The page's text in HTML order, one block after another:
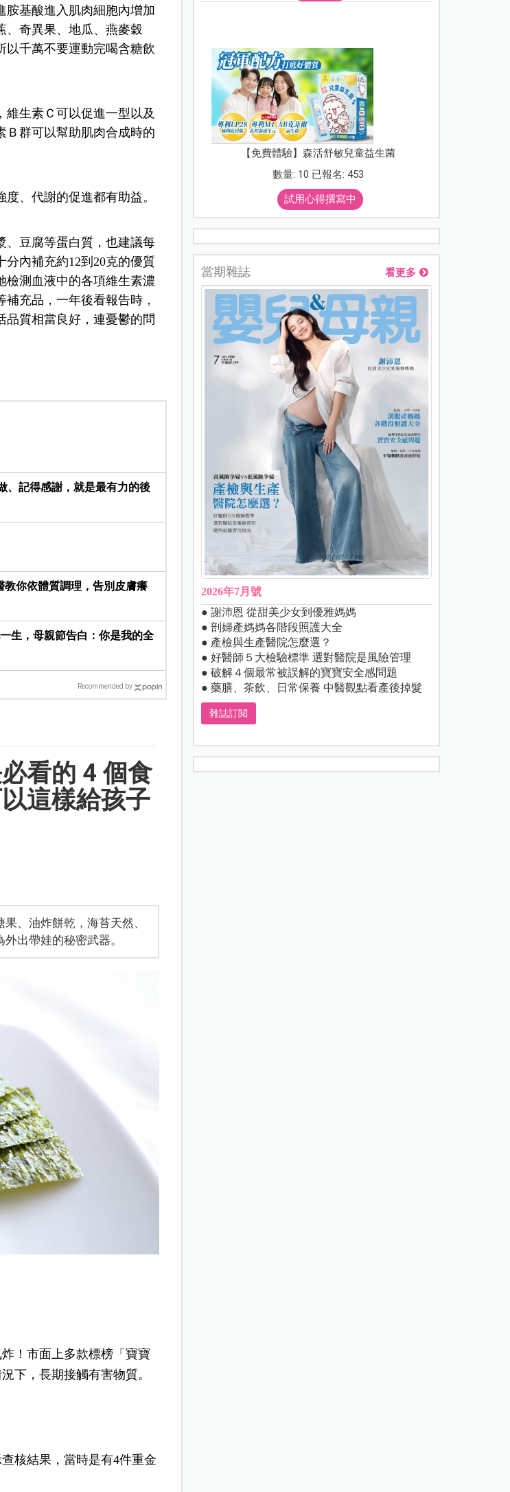
胺基酸進入肌肉細胞內增加
、奇異果、地瓜、燕麥穀
以千萬不要運動完喝含糖飲
生素Ｃ可以促進一型以及
Ｂ群可以幫助肌肉合成時的
、代謝的促進都有助益。
、豆腐等蛋白質，也建議每
分內補充約12到20克的優質
檢測血液中的各項維生素濃
充品，一年後看報告時，
品質相當良好，連憂鬱的問
、記得感謝，就是最有力的後
你依體質調理，告別皮膚癢
生，母親節告白：你是我的全
Recommended by
看的 4 個食
這樣給孩子
、油炸餅乾，海苔天然、
出帶娃的秘密武器。
！市面上多款標榜「寶寶
下，長期接觸有害物質。
核結果，當時是有4件重金
【免費體驗】森活舒敏兒童益生菌
數量: 10 已報名: 453
試用心得撰寫中
當期雜誌 看更多
2026年7月號
● 謝沛恩 從甜美少女到優雅媽媽
● 剖婦產媽媽各階段照護大全
● 產檢與生產醫院怎麼選？
● 好醫師５大檢驗標準 選對醫院是風險管理
● 破解４個最常被誤解的寶寶安全感問題
● 藥膳、茶飲、日常保養 中醫觀點看產後掉髮
雜誌訂閱